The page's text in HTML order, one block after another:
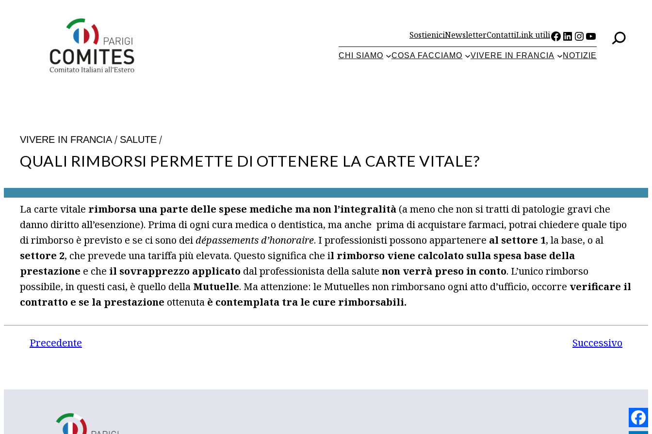
SostieniciNewsletterContattiLink utiliFacebook
LinkedIn
Instagram
YouTube
CHI SIAMO COSA FACCIAMO VIVERE IN FRANCIA NOTIZIE
VIVERE IN FRANCIA/ SALUTE /
QUALI RIMBORSI PERMETTE DI OTTENERE LA CARTE VITALE?
La carte vitale rimborsa una parte delle spese mediche ma non l’integralità (a meno che non si tratti di patologie gravi che
danno diritto all’esenzione). Prima di ogni cura medica o dentistica, ma anche prima di acquistare farmaci, potrai chiedere quale tipo
di rimborso è previsto e se ci sono deidépassements d’honoraire. I professionisti possono appartenere al settore 1, la base, o al
settore 2, che prevede una tariffa più elevata. Questo significa che il rimborso viene calcolato sulla spesa base della
prestazione e che il sovrapprezzo applicato dal professionista della salute non verrà preso in conto. L’unico rimborso
possibile, in questi casi, è quello della Mutuelle. Ma attenzione: le Mutuelles non rimborsano ogni atto d’ufficio, occorre verificare il
contratto e se la prestazione ottenuta è contemplata tra le cure rimborsabili.
Precedente Successivo